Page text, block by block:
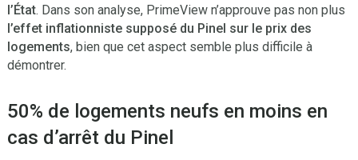
l’État. Dans son analyse, PrimeView n’approuve pas non plus
l’effet inflationniste supposé du Pinel sur le prix des
logements, bien que cet aspect semble plus difficile à
démontrer.
50% de logements neufs en moins en
cas d’arrêt du Pinel